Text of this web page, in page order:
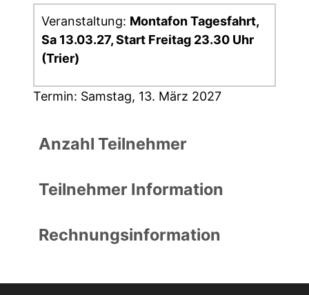
Veranstaltung: Montafon Tagesfahrt,
Sa 13.03.27, Start Freitag 23.30 Uhr
(Trier)
Termin: Samstag, 13. März 2027
Anzahl Teilnehmer
Teilnehmer Information
Rechnungsinformation